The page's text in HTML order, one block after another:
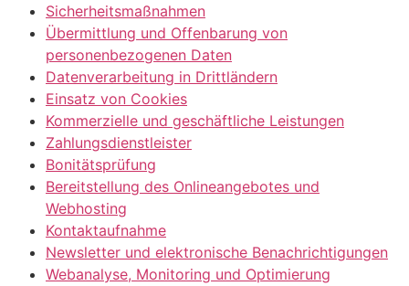
Sicherheitsmaßnahmen
Übermittlung und Offenbarung von
personenbezogenen Daten
Datenverarbeitung in Drittländern
Einsatz von Cookies
Kommerzielle und geschäftliche Leistungen
Zahlungsdienstleister
Bonitätsprüfung
Bereitstellung des Onlineangebotes und
Webhosting
Kontaktaufnahme
Newsletter und elektronische Benachrichtigungen
Webanalyse, Monitoring und Optimierung